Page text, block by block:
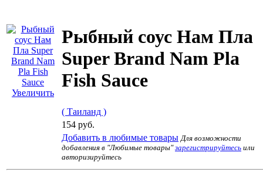
Увеличить
Рыбный соус Нам Пла
Super Brand Nam Pla
Fish Sauce
( Таиланд )
154 руб.
Добавить в любимые товары Для возможности
добавления в "Любимые товары"зарегистрируйтесь или
авторизируйтесь